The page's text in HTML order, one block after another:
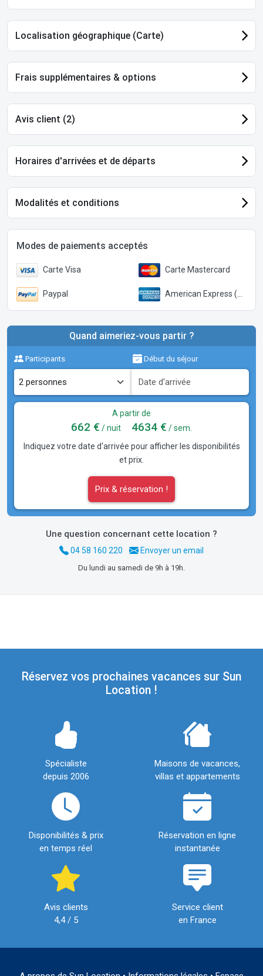
Localisation géographique (Carte)
Frais supplémentaires & options
Avis client (2)
Horaires d'arrivées et de départs
Modalités et conditions
Modes de paiements acceptés
Carte Visa Carte Mastercard
Paypal American Express (Paypal)
Quand aimeriez-vous partir ?
Participants Début du séjour
A partir de
662 € / nuit 4634 € / sem.
Indiquez votre date d'arrivée pour afficher les disponibilités
et prix.
Prix & réservation !
Une question concernant cette location ?
04 58 160 220 Envoyer un email
Du lundi au samedi de 9h à 19h.
Réservez vos prochaines vacances sur Sun
Location !
Spécialiste
depuis 2006
Maisons de vacances,
villas et appartements
Disponibilités & prix
en temps réel
Réservation en ligne
instantanée
Avis clients
4,4 / 5
Service client
en France